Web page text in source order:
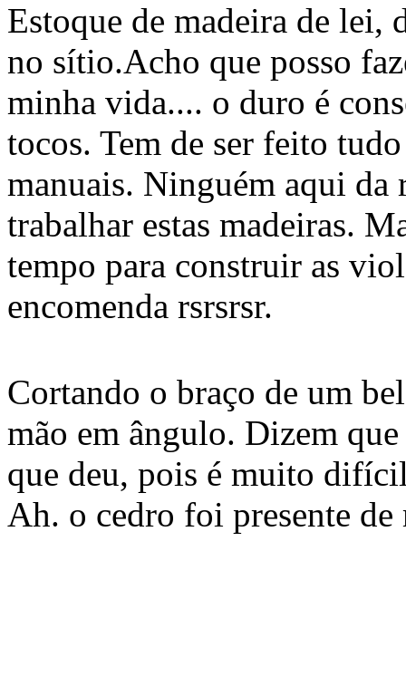
Estoque de madeira de lei,
no sítio.Acho que posso
minha vida.... o duro é
tocos. Tem de ser feito
manuais. Ninguém aqui da
trabalhar estas madeiras.
tempo para construir as
encomenda rsrsrsr.
Cortando o braço de um
mão em ângulo. Dizem
que deu, pois é muito
Ah. o cedro foi presente